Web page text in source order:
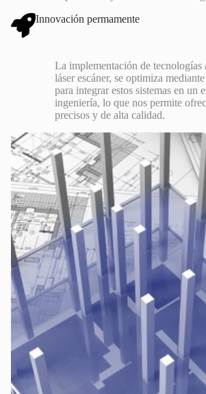
Innovación permamente
La implementación de tecnologías
láser escáner, se optimiza
para integrar estos sistemas en un
ingeniería, lo que nos permite
precisos y de alta calidad.